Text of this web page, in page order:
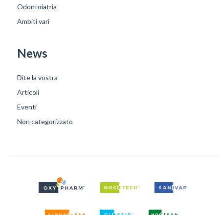
Odontoiatria
Ambiti vari
News
Dite la vostra
Articoli
Eventi
Non categorizzato